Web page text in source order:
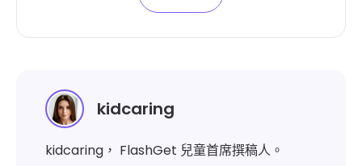
kidcaring
kidcaring， FlashGet 兒童首席撰稿人。